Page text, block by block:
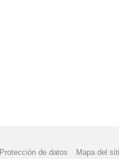
Protección de datos Mapa del